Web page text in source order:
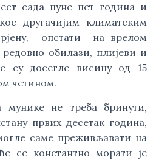
сада пуне пет година и
другачијим климатским
опстати на врелом
обилази, плијеви и
су досегле висину од 15
четином.
мунике не треба бринути,
првих десетак година,
саме преживљавати на
се константно морати је